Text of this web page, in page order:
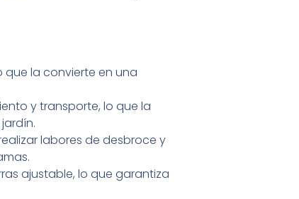
que la convierte en una
y transporte, lo que la
labores de desbroce y
ajustable, lo que garantiza